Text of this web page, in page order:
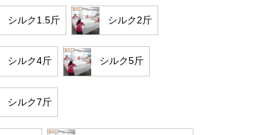
シルク1.5斤 シルク2斤
シルク4斤 シルク5斤
シルク7斤